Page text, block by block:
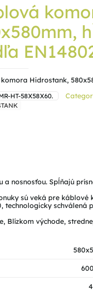
Hidrostank,
HT-58X58X60.
nosnosťou. Spĺňajú
sú veká pre káblové
schválená
východe,